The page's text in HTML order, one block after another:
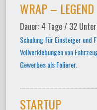
WRAP – LEGEND
Dauer: 4 Tage / 32
Schulung für Einsteiger und
Vollverklebungen von
Gewerbes als Folierer.
STARTUP